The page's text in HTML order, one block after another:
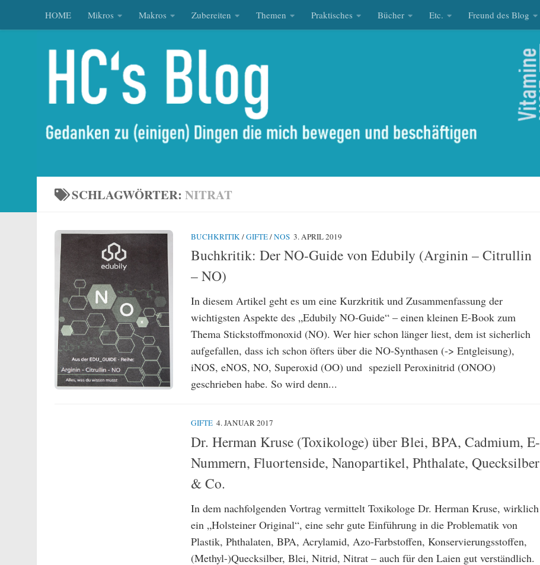
Zum Inhalt springen
HOME Mikros Makros Zubereiten Themen Praktisches Bücher Etc. Freund des Blog
SCHLAGWÖRTER: NITRAT
BUCHKRITIK /GIFTE/NOS 3. APRIL 2019
Buchkritik: Der NO-Guide von Edubily (Arginin – Citrullin
– NO)
In diesem Artikel geht es um eine Kurzkritik und Zusammenfassung der
wichtigsten Aspekte des „Edubily NO-Guide“ – einen kleinen E-Book zum
Thema Stickstoffmonoxid (NO). Wer hier schon länger liest, dem ist sicherlich
aufgefallen, dass ich schon öfters über die NO-Synthasen (-> Entgleisung),
iNOS, eNOS, NO, Superoxid (OO) und speziell Peroxinitrid (ONOO)
geschrieben habe. So wird denn...
GIFTE 4. JANUAR 2017
Dr. Herman Kruse (Toxikologe) über Blei, BPA, Cadmium, E-
Nummern, Fluortenside, Nanopartikel, Phthalate, Quecksilber
& Co.
In dem nachfolgenden Vortrag vermittelt Toxikologe Dr. Herman Kruse, wirklich
ein „Holsteiner Original“, eine sehr gute Einführung in die Problematik von
Plastik, Phthalaten, BPA, Acrylamid, Azo-Farbstoffen, Konservierungsstoffen,
(Methyl-)Quecksilber, Blei, Nitrid, Nitrat – auch für den Laien gut verständlich.